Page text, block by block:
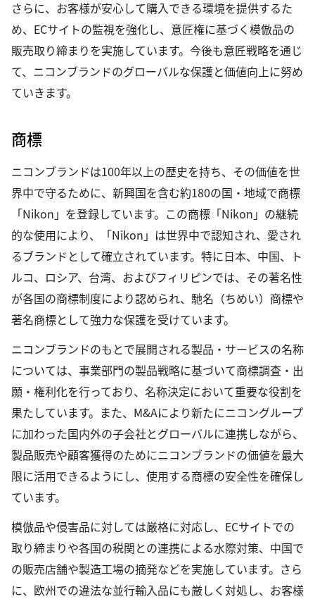
さらに、お客様が安心して購入できる環境を提供するた
め、ECサイトの監視を強化し、意匠権に基づく模倣品の
販売取り締まりを実施しています。今後も意匠戦略を通じ
て、ニコンブランドのグローバルな保護と価値向上に努め
ていきます。
商標
ニコンブランドは100年以上の歴史を持ち、その価値を世
界中で守るために、新興国を含む約180の国・地域で商標
「Nikon」を登録しています。この商標「Nikon」の継続
的な使用により、「Nikon」は世界中で認知され、愛され
るブランドとして確立されています。特に日本、中国、ト
ルコ、ロシア、台湾、およびフィリピンでは、その著名性
が各国の商標制度により認められ、馳名（ちめい）商標や
著名商標として強力な保護を受けています。
ニコンブランドのもとで展開される製品・サービスの名称
については、事業部門の製品戦略に基づいて商標調査・出
願・権利化を行っており、名称決定において重要な役割を
果たしています。また、M&Aにより新たにニコングループ
に加わった国内外の子会社とグローバルに連携しながら、
製品販売や顧客獲得のためにニコンブランドの価値を最大
限に活用できるようにし、使用する商標の安全性を確保し
ています。
模倣品や侵害品に対しては厳格に対応し、ECサイトでの
取り締まりや各国の税関との連携による水際対策、中国で
の販売店舗や製造工場の摘発などを実施しています。さら
に、欧州での違法な並行輸入品にも厳しく対処し、お客様